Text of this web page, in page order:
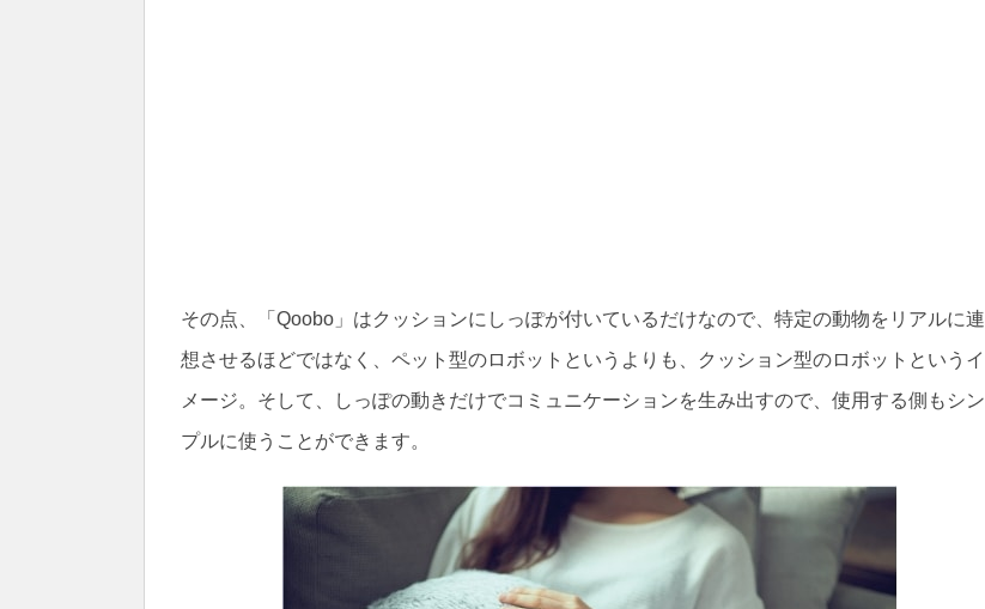
その点、「Qoobo」はクッションにしっぽが付いているだけなので、特定の動物をリアルに連
想させるほどではなく、ペット型のロボットというよりも、クッション型のロボットというイ
メージ。そして、しっぽの動きだけでコミュニケーションを生み出すので、使用する側もシン
プルに使うことができます。